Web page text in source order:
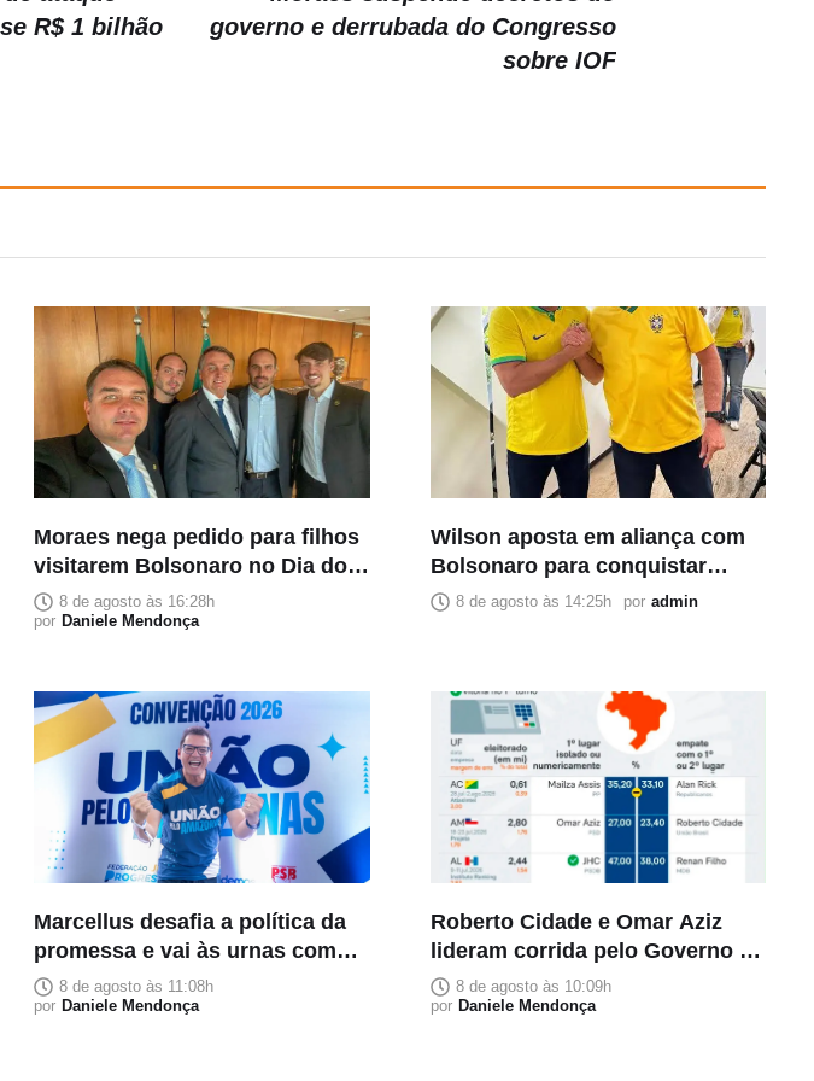
R$ 1 bilhão
governo e derrubada do Congresso
sobre IOF
Moraes nega pedido para filhos
visitarem Bolsonaro no Dia dos
Pais8 de agosto às 16:28h
por Daniele Mendonça
Wilson aposta em aliança com
Bolsonaro para conquistar
segundo voto da direita na
8 de agosto às 14:25h por admin
Marcellus desafia a política da
promessa e vai às urnas com
três palavras: trabalho,
execução e entrega
8 de agosto às 11:08h
por Daniele Mendonça
Roberto Cidade e Omar Aziz
lideram corrida pelo Governo do
Amazonas, aponta Poder360
8 de agosto às 10:09h
por Daniele Mendonça